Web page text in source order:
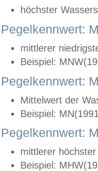
höchster
Pegelkennwert:
mittlerer
Beispiel:
Pegelkennwert:
Mittelwert der
Beispiel:
Pegelkennwert:
mittlerer
Beispiel: